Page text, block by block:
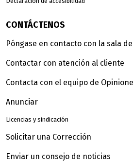
CONTÁCTENOS
Póngase en contacto con la sala
Contactar con atención al cliente
Contacta con el equipo de
Anunciar
Licencias y sindicación
Solicitar una Corrección
Enviar un consejo de noticias